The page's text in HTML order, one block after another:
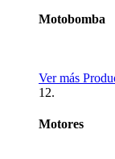
Motobomba
Ver más
12.
Motores